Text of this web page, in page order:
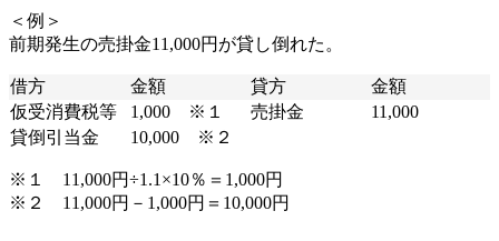
＜例＞
前期発生の売掛金11,000円が貸し倒れた。
借方 金額 貸方
金額
仮受消費税等
1,000 ※１ 売掛金
11,000
貸倒引当金
10,000 ※２
※１ 11,000円÷1.1×10％＝1,000円
※２ 11,000円－1,000円＝10,000円